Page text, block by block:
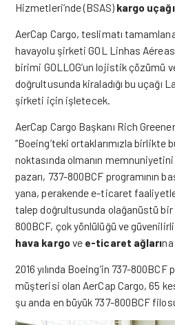
Hizmetleri’nde (BSAS)kargo uçağı
AerCap Cargo, teslimatı
havayolu şirketi GOL Linhas
birimi GOLLOG’un lojistik çözümü
doğrultusunda kiraladığı bu uçağı
şirketi için işletecek.
AerCap Cargo Başkanı Rich
“Boeing’teki ortaklarımızla birlikte
noktasında olmanın
pazarı, 737-800BCF programının
yana, perakende e-ticaret
talep doğrultusunda olağanüstü
800BCF, çok yönlülüğü ve
hava kargove e-ticaret ağlarına
2016 yılında Boeing’in 737-800BCF
müşterisi olan AerCap Cargo, 65
şu anda en büyük 737-800BCF